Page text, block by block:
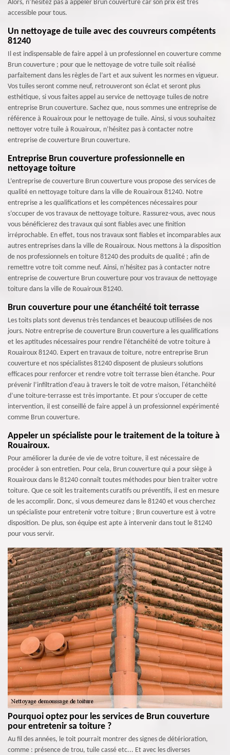
Alors, n’hésitez pas à appeler Brun couverture car son prix est très
accessible pour tous.
Un nettoyage de tuile avec des couvreurs compétents
81240
Il est indispensable de faire appel à un professionnel en couverture comme
Brun couverture ; pour que le nettoyage de votre tuile soit réalisé
parfaitement dans les règles de l’art et aux suivent les normes en vigueur.
Vos tuiles seront comme neuf, retrouveront son éclat et seront plus
esthétique, si vous faites appel au service de nettoyage tuiles de notre
entreprise Brun couverture. Sachez que, nous sommes une entreprise de
référence à Rouairoux pour le nettoyage de tuile. Ainsi, si vous souhaitez
nettoyer votre tuile à Rouairoux, n’hésitez pas à contacter notre
entreprise de couverture Brun couverture.
Entreprise Brun couverture professionnelle en
nettoyage toiture
L’entreprise de couverture Brun couverture vous propose des services de
qualité en nettoyage toiture dans la ville de Rouairoux 81240. Notre
entreprise a les qualifications et les compétences nécessaires pour
s’occuper de vos travaux de nettoyage toiture. Rassurez-vous, avec nous
vous bénéficierez des travaux qui sont fiables avec une finition
irréprochable. En effet, tous nos travaux sont fiables et incomparables aux
autres entreprises dans la ville de Rouairoux. Nous mettons à la disposition
de nos professionnels en toiture 81240 des produits de qualité ; afin de
remettre votre toit comme neuf. Ainsi, n’hésitez pas à contacter notre
entreprise de couverture Brun couverture pour vos travaux de nettoyage
toiture dans la ville de Rouairoux 81240.
Brun couverture pour une étanchéité toit terrasse
Les toits plats sont devenus très tendances et beaucoup utilisées de nos
jours. Notre entreprise de couverture Brun couverture a les qualifications
et les aptitudes nécessaires pour rendre l’étanchéité de votre toiture à
Rouairoux 81240. Expert en travaux de toiture, notre entreprise Brun
couverture et nos spécialistes 81240 disposent de plusieurs solutions
efficaces pour renforcer et rendre votre toit terrasse bien étanche. Pour
prévenir l’infiltration d’eau à travers le toit de votre maison, l'étanchéité
d’une toiture-terrasse est très importante. Et pour s’occuper de cette
intervention, il est conseillé de faire appel à un professionnel expérimenté
comme Brun couverture.
Appeler un spécialiste pour le traitement de la toiture à
Rouairoux.
Pour améliorer la durée de vie de votre toiture, il est nécessaire de
procéder à son entretien. Pour cela, Brun couverture qui a pour siège à
Rouairoux dans le 81240 connaît toutes méthodes pour bien traiter votre
toiture. Que ce soit les traitements curatifs ou préventifs, il est en mesure
de les accomplir. Donc, si vous demeurez dans le 81240 et vous cherchez
un spécialiste pour entretenir votre toiture ; Brun couverture est à votre
disposition. De plus, son équipe est apte à intervenir dans tout le 81240
pour vous servir.
Pourquoi optez pour les services de Brun couverture
pour entretenir sa toiture ?
Au fil des années, le toit pourrait montrer des signes de détérioration,
comme : présence de trou, tuile cassé etc... Et avec les diverses